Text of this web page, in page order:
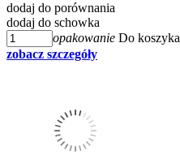
dodaj do porównania
dodaj do schowka
opakowanie Do koszyka
zobacz szczegóły